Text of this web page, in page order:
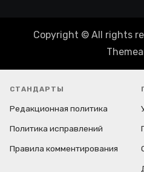
Copyright © All rights
СТАНДАРТЫ
Редакционная политика
Политика исправлений
Правила комментирования